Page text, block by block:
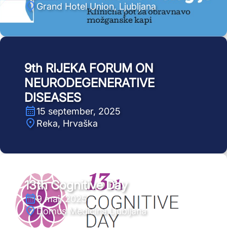
Grand Hotel Union, Ljubljana
9th RIJEKA FORUM ON
NEURODEGENERATIVE
DISEASES
15 september, 2025
Reka, Hrvaška
13th Cognitive Day
9 maj, 2025
Domus Medicina Ljubljana